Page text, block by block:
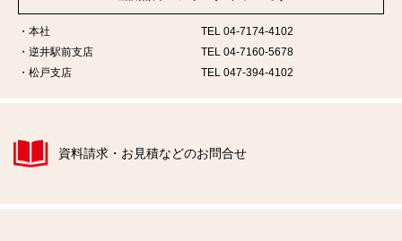
本社
TEL 04-7174-4102
逆井駅前支店
TEL 04-7160-5678
松戸支店
TEL 047-394-4102
資料請求・お見積などのお問合せ